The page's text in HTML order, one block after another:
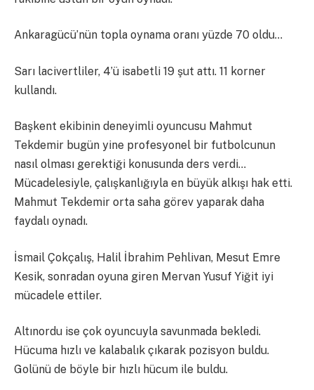
Ankaragücü’nün topla oynama oranı yüzde 70 oldu…
Sarı lacivertliler, 4’ü isabetli 19 şut attı. 11 korner
kullandı.
Başkent ekibinin deneyimli oyuncusu Mahmut
Tekdemir bugün yine profesyonel bir futbolcunun
nasıl olması gerektiği konusunda ders verdi…
Mücadelesiyle, çalışkanlığıyla en büyük alkışı hak etti.
Mahmut Tekdemir orta saha görev yaparak daha
faydalı oynadı.
İsmail Çokçalış, Halil İbrahim Pehlivan, Mesut Emre
Kesik, sonradan oyuna giren Mervan Yusuf Yiğit iyi
mücadele ettiler.
Altınordu ise çok oyuncuyla savunmada bekledi.
Hücuma hızlı ve kalabalık çıkarak pozisyon buldu.
Golünü de böyle bir hızlı hücum ile buldu.